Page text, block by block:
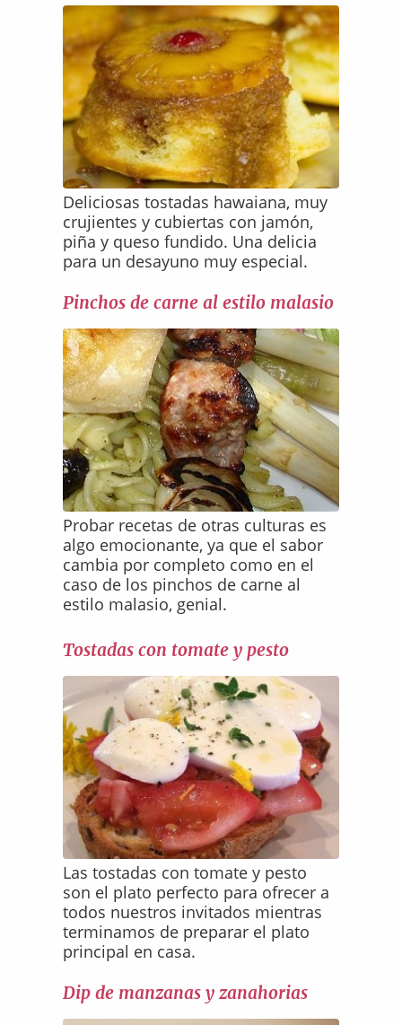
Deliciosas tostadas hawaiana, muy
crujientes y cubiertas con jamón,
piña y queso fundido. Una delicia
para un desayuno muy especial.
Pinchos de carne al estilo malasio
Probar recetas de otras culturas es
algo emocionante, ya que el sabor
cambia por completo como en el
caso de los pinchos de carne al
estilo malasio, genial.
Tostadas con tomate y pesto
Las tostadas con tomate y pesto
son el plato perfecto para ofrecer a
todos nuestros invitados mientras
terminamos de preparar el plato
principal en casa.
Dip de manzanas y zanahorias